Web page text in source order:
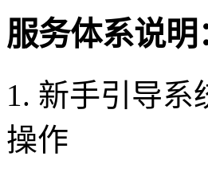
服务体系说明
1. 新手引导系
操作